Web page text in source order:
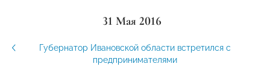
31 Мая 2016
Губернатор Ивановской области встретился с
предпринимателями